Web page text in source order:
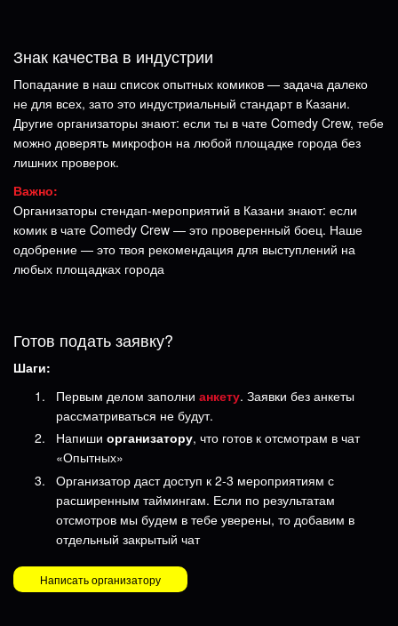
Знак качества в индустрии
Попадание в наш список опытных комиков — задача далеко
не для всех, зато это индустриальный стандарт в Казани.
Другие организаторы знают: если ты в чате Comedy Crew, тебе
можно доверять микрофон на любой площадке города без
лишних проверок.
Важно:
Организаторы стендап-мероприятий в Казани знают: если
комик в чате Comedy Crew — это проверенный боец. Наше
одобрение — это твоя рекомендация для выступлений на
любых площадках города
Готов подать заявку?
Шаги:
Первым делом заполни анкету. Заявки без анкеты
рассматриваться не будут.
Напиши организатору, что готов к отсмотрам в чат
«Опытных»
Организатор даст доступ к 2-3 мероприятиям с
расширенным таймингам. Если по результатам
отсмотров мы будем в тебе уверены, то добавим в
отдельный закрытый чат
Написать организатору